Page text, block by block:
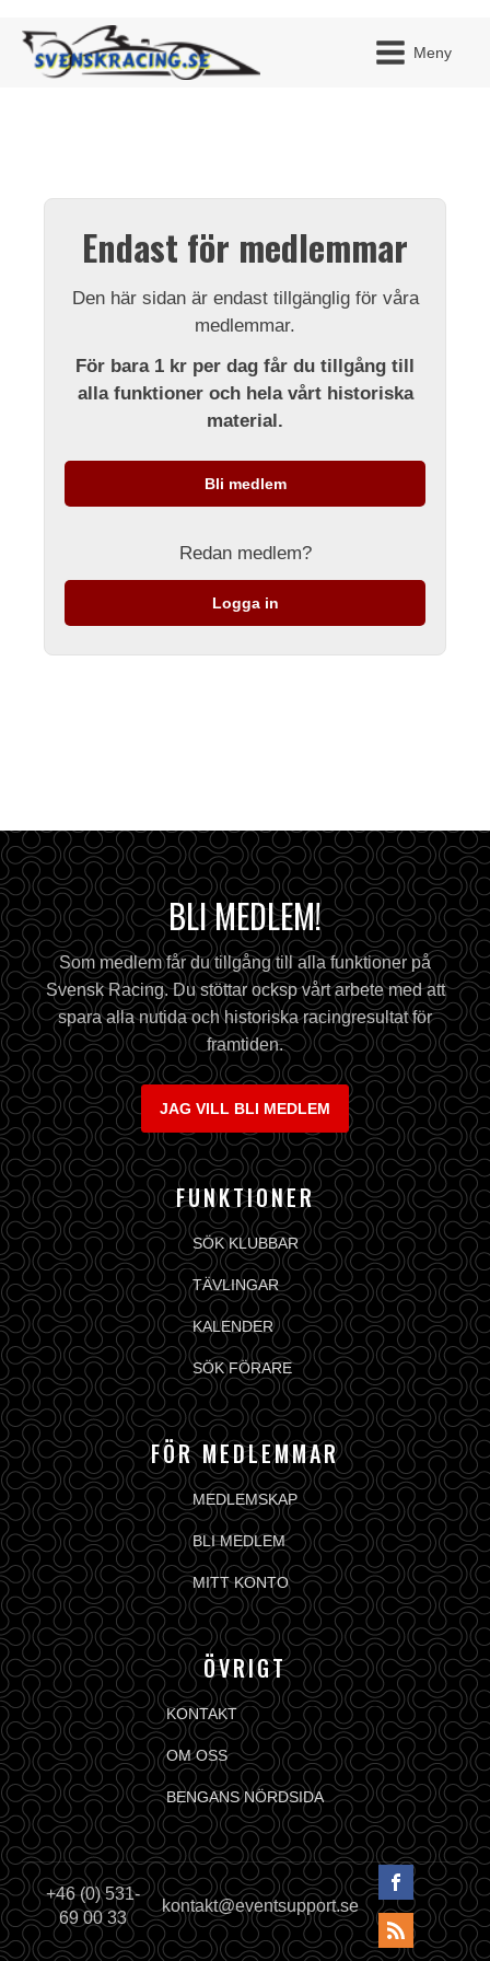
Meny
Endast för medlemmar
Den här sidan är endast tillgänglig för våra
medlemmar.
För bara 1 kr per dag får du tillgång till
alla funktioner och hela vårt historiska
material.
Bli medlem
Redan medlem?
Logga in
BLI MEDLEM!
Som medlem får du tillgång till alla funktioner på
Svensk Racing. Du stöttar ocksp vårt arbete med att
spara alla nutida och historiska racingresultat för
framtiden.
JAG VILL BLI MEDLEM
FUNKTIONER
SÖK KLUBBAR
TÄVLINGAR
KALENDER
SÖK FÖRARE
FÖR MEDLEMMAR
MEDLEMSKAP
BLI MEDLEM
MITT KONTO
ÖVRIGT
KONTAKT
OM OSS
BENGANS NÖRDSIDA
+46 (0) 531-
69 00 33
kontakt@eventsupport.se